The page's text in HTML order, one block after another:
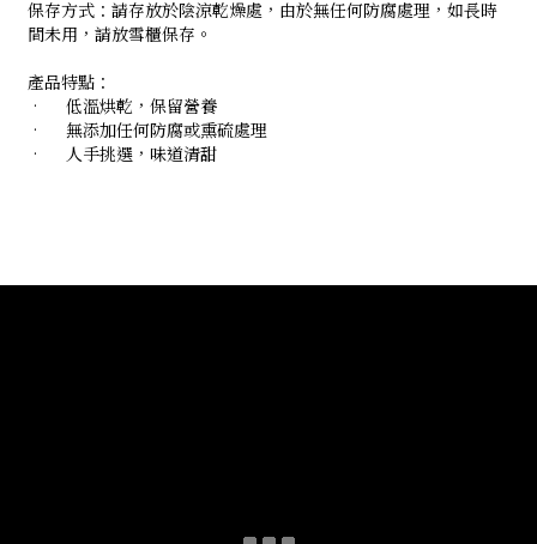
保存方式：請存放於陰涼乾燥處，由於無任何防腐處理，如長時
間未用，請放雪櫃保存。
產品特點：
•
低溫烘乾，保留營養
•
無添加任何防腐或熏硫處理
•
人手挑選，味道清甜